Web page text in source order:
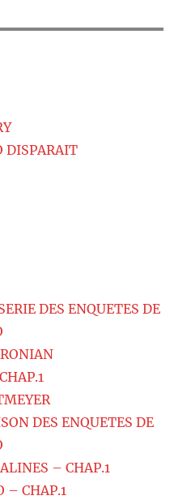
DISPARAIT
DES ENQUETES DE
DES ENQUETES DE
– CHAP.1
– CHAP.1